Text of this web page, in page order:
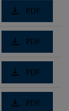
download PDF
download PDF
download PDF
download PDF